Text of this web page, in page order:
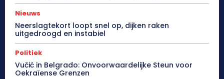
Nieuws
Neerslagtekort loopt snel op, dijken raken
uitgedroogd en instabiel
Politiek
Vučić in Belgrado: Onvoorwaardelijke Steun voor
Oekraïense Grenzen